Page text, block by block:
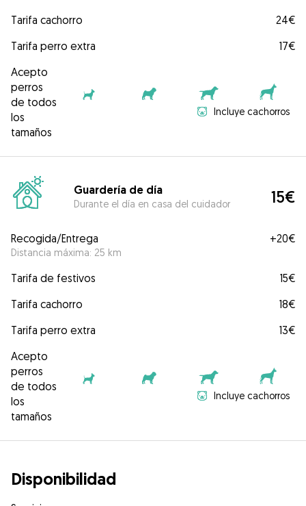
Tarifa cachorro
24€
Tarifa perro extra
17€
Acepto
perros
de todos
los
tamaños
Incluye cachorros
Guardería de día
Durante el día en casa del cuidador 15€
Recogida/Entrega
Distancia máxima: 25 km
+20€
Tarifa de festivos
15€
Tarifa cachorro
18€
Tarifa perro extra
13€
Acepto
perros
de todos
los
tamaños
Incluye cachorros
Disponibilidad